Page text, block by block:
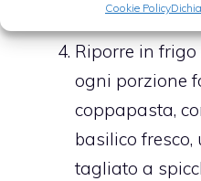
Cookie Policy
la crema di
Riporre in frigo
ogni porzione
coppapasta,
basilico
tagliato a